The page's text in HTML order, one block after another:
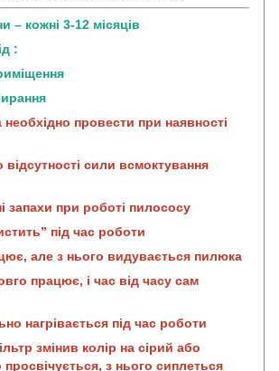
– кожні 3-12 місяців
:
необхідно провести при наявності
сили всмоктування
запахи при роботі пилососу
під час роботи
але з нього видувається пилюка
працює, і час від часу сам
нагрівається під час роботи
змінив колір на сірий або
з нього сиплеться